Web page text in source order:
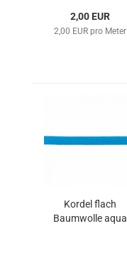
2,00 EUR
2,00 EUR pro Meter
Kordel flach
Baumwolle aqua